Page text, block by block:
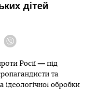
дітей
Росії — під
та
ідеологічної обробки